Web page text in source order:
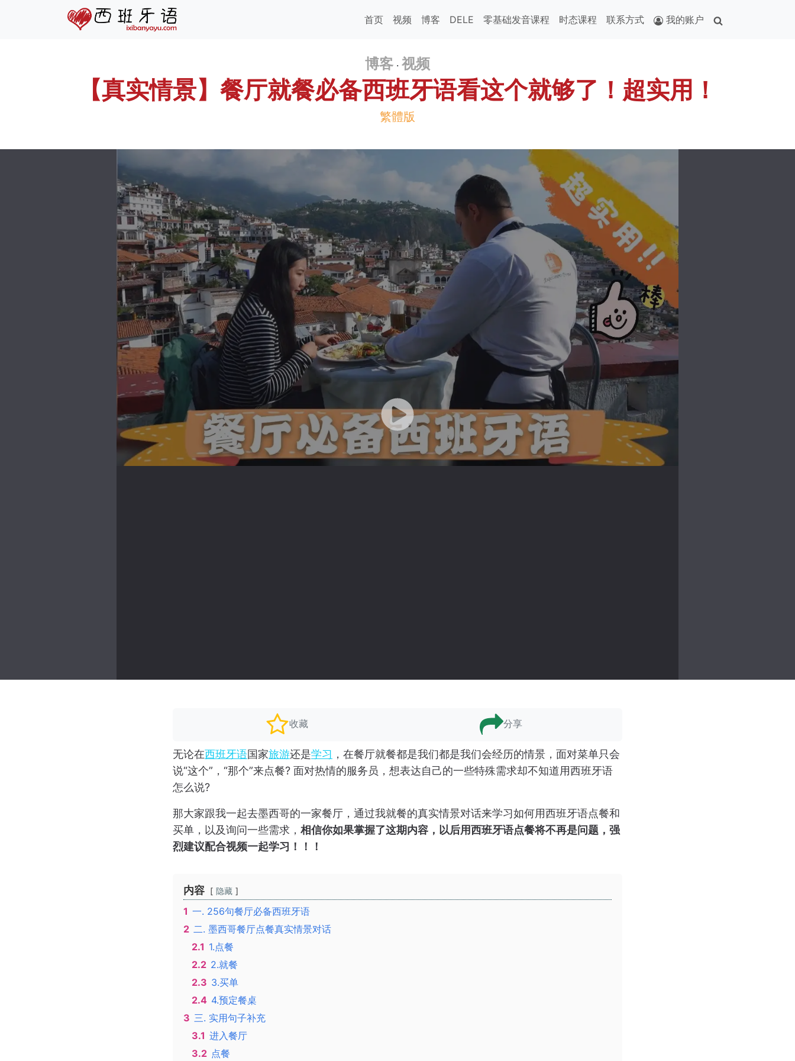
首页 视频 博客 DELE 零基础发音课程 时态课程 联系方式 我的账户
博客 · 视频
【真实情景】餐厅就餐必备西班牙语看这个就够了！超实用！
繁體版
收藏 分享
无论在西班牙语国家旅游还是学习 ，在餐厅就餐都是我们都是我们会经历的情景，面对菜单只会
说“这个”，“那个”来点餐? 面对热情的服务员，想表达自己的一些特殊需求却不知道用西班牙语
怎么说?
那大家跟我一起去墨西哥的一家餐厅，通过我就餐的真实情景对话来学习如何用西班牙语点餐和
买单，以及询问一些需求， 相信你如果掌握了这期内容，以后用西班牙语点餐将不再是问题，强
烈建议配合视频一起学习！！！
内容 隐藏
1 一. 256句餐厅必备西班牙语
2 二. 墨西哥餐厅点餐真实情景对话
2.1 1.点餐
2.2 2.就餐
2.3 3.买单
2.4 4.预定餐桌
3 三. 实用句子补充
3.1 进入餐厅
3.2 点餐